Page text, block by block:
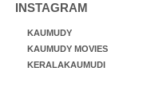
INSTAGRAM
KAUMUDY
KAUMUDY MOVIES
KERALAKAUMUDI